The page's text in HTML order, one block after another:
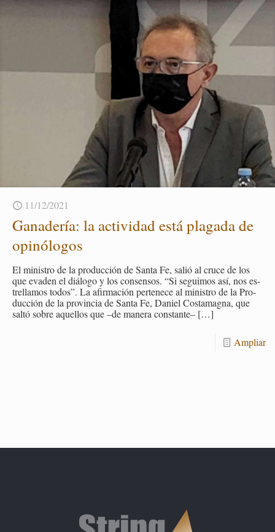
11/12/2021
Ga­na­de­ría: la ac­ti­vi­dad está pla­ga­da de
opi­nó­lo­gos
El mi­nis­tro de la pro­duc­ción de Santa Fe, salió al cruce de los
que eva­den el diá­lo­go y los con­sen­sos. “Si se­gui­mos así, nos es­
tre­lla­mos todos”. La afir­ma­ción per­te­ne­ce al mi­nis­tro de la Pro­
duc­ción de la pro­vin­cia de Santa Fe, Da­niel Cos­ta­mag­na, que
saltó sobre aque­llos que –de ma­ne­ra cons­tan­te– […]
Am­pliar